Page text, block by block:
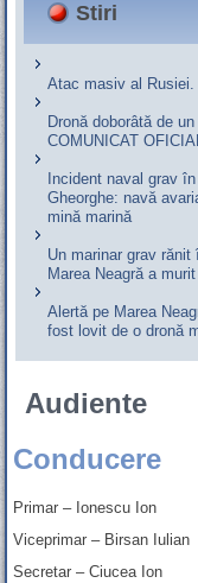
Stiri
Atac masiv al
Dronă doborâtă de
COMUNICAT
Incident naval grav
Gheorghe: navă
mină marină
Un marinar grav
Marea Neagră a murit
Alertă pe Marea
fost lovit de o dronă
Audiente
Conducere
Primar – Ionescu Ion
Viceprimar – Birsan Iulian
Secretar – Ciucea Ion